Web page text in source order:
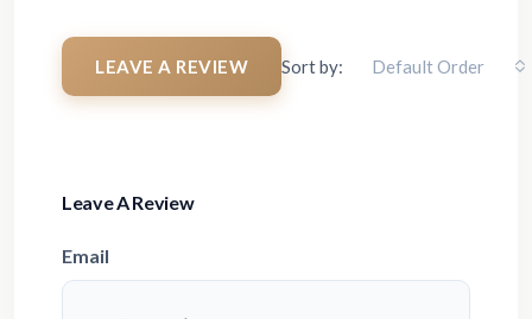
Sort by: Default Order
LEAVE A REVIEW
Leave A Review
Email